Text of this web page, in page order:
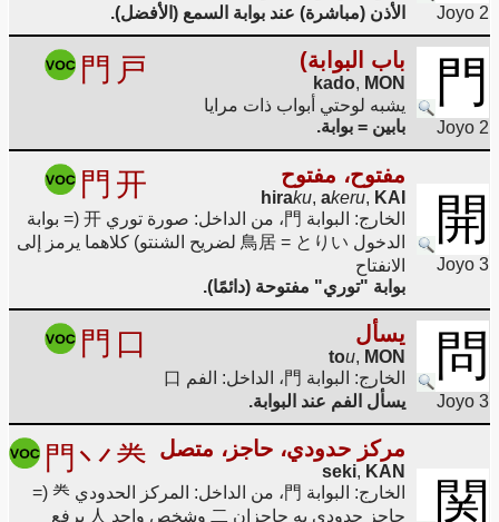
Joyo 2
الأذن (مباشرة) عند بوابة السمع (الأفضل).
門
Joyo 2
باب البوابة)
kado, MON
門 戸
يشبه لوحتي أبواب ذات مرايا
بابين = بوابة.
開
Joyo 3
مفتوح، مفتوح
hiraku, akeru, KAI
門 开
الخارج: البوابة 門، من الداخل: صورة توري 开 (= بوابة
الدخول 鳥居 = とりい لضريح الشنتو) كلاهما يرمز إلى
الانفتاح
بوابة "توري" مفتوحة (دائمًا).
問
Joyo 3
يسأل
tou, MON
門 口
الخارج: البوابة 門، الداخل: الفم 口
يسأل الفم عند البوابة.
関
مركز حدودي، حاجز، متصل
seki, KAN
門 丷龹
الخارج: البوابة 門، من الداخل: المركز الحدودي 龹 (=
حاجز حدودي به حاجزان 二 وشخص واحد 人 يرفع